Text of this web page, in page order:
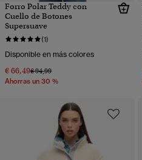
Forro Polar Teddy con
Cuello de Botones
Supersuave
(1)
Disponible en más colores
€ 66,49Precio rebajado de
€ 94,99a
Ahorras un 30 %